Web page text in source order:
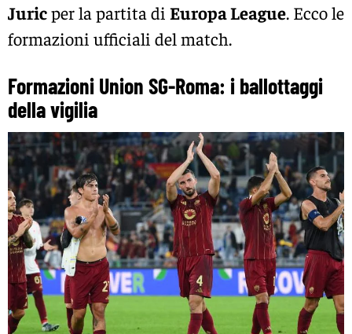
Juricper la partita di Europa League. Ecco le
formazioni ufficiali del match.
Formazioni Union SG-Roma: i ballottaggi
della vigilia